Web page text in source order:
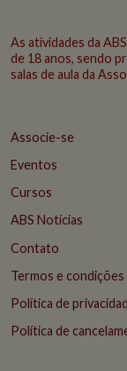
As atividades da
de 18 anos, sendo
salas de aula da
Associe-se
Eventos
Cursos
ABS Notícias
Contato
Termos e condições
Política de
Política de